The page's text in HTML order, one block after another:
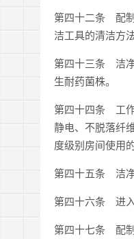
第四十二条 配
洁工具的清洁方
第四十三条 洁
生耐药菌株。
第四十四条 工
静电、不脱落纤
度级别房间使用
第四十五条 洁净
第四十六条 进入
第四十七条 配制